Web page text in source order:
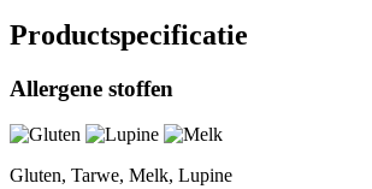
Productspecificatie
Allergene stoffen
Gluten, Tarwe, Melk, Lupine